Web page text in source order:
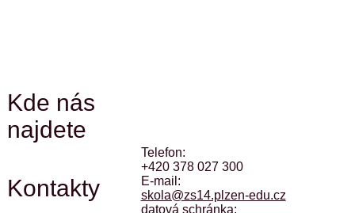
Kontakty
Telefon:
+420 378 027 300
E-mail:
skola@zs14.plzen-edu.cz
datová schránka:
Kde nás
najdete